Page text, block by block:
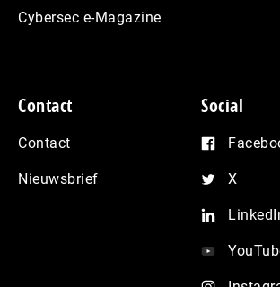
Cybersec e-Magazine
Contact
Contact
Nieuwsbrief
Social
X